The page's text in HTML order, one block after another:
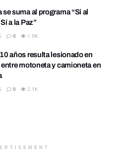
se suma al programa “Sí al
a la Paz”
0 1.9K
años resulta lesionado en
motoneta y camioneta en
0 2.1K